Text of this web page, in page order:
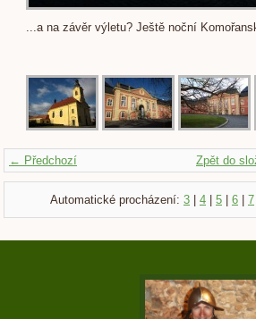
...a na závěr výletu? Ještě noční
← Předchozí Zpět do
Automatické procházení: 3 | 4 | 5 | 6 | 7